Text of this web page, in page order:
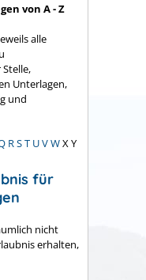
von A - Z
alle
Unterlagen,
und
RST UVWX Y
für
nicht
erhalten,